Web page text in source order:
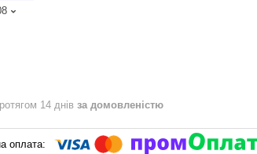
14 днів за домовленістю